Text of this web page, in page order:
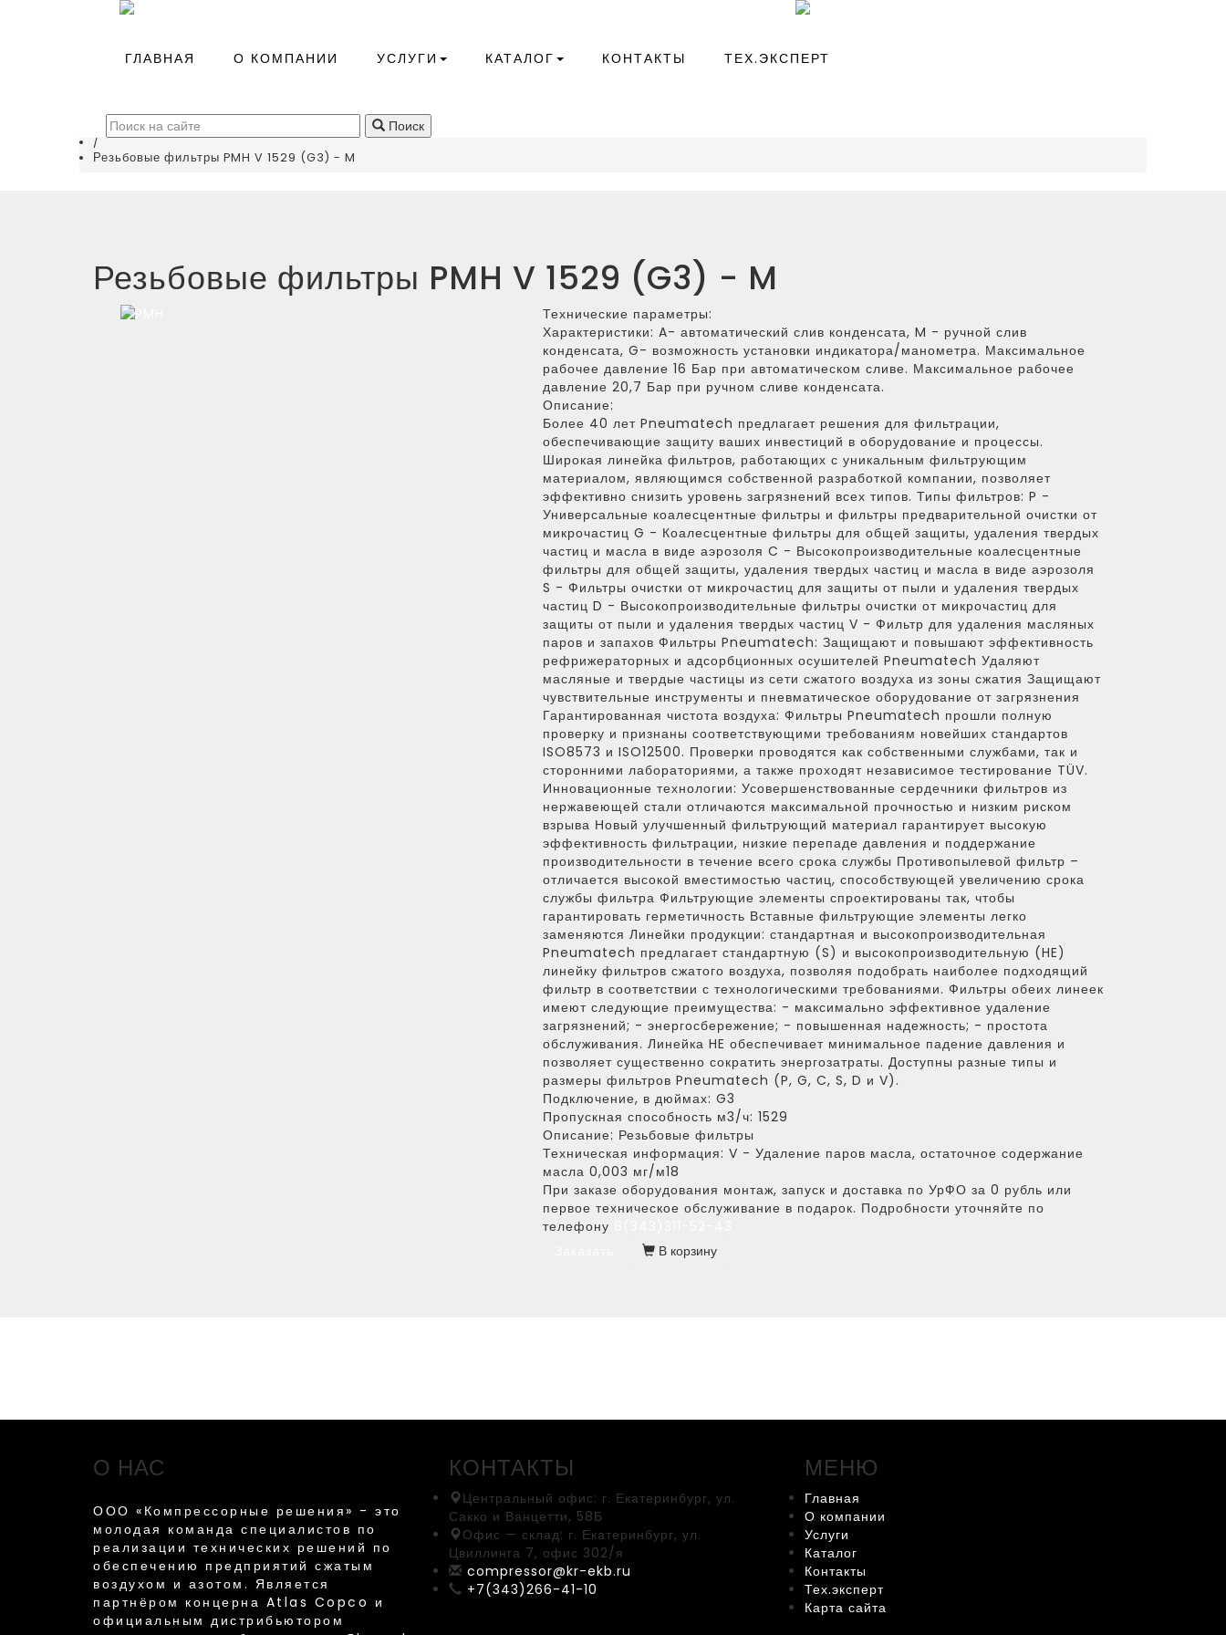
ГЛАВНАЯ
О КОМПАНИИ УСЛУГИ КАТАЛОГ КОНТАКТЫ ТЕХ.ЭКСПЕРТ
Поиск
Каталог
Фильтры сжатого воздуха
/
Резьбовые фильтры PMH V 1529 (G3) - M
Резьбовые фильтры PMH V 1529 (G3) - M
Технические параметры:
Характеристики: A- автоматический слив конденсата, M - ручной слив
конденсата, G- возможность установки индикатора/манометра. Максимальное
рабочее давление 16 Бар при автоматическом сливе. Максимальное рабочее
давление 20,7 Бар при ручном сливе конденсата.
Описание:
Более 40 лет Pneumatech предлагает решения для фильтрации,
обеспечивающие защиту ваших инвестиций в оборудование и процессы.
Широкая линейка фильтров, работающих с уникальным фильтрующим
материалом, являющимся собственной разработкой компании, позволяет
эффективно снизить уровень загрязнений всех типов. Типы фильтров: P -
Универсальные коалесцентные фильтры и фильтры предварительной очистки от
микрочастиц G - Коалесцентные фильтры для общей защиты, удаления твердых
частиц и масла в виде аэрозоля C - Высокопроизводительные коалесцентные
фильтры для общей защиты, удаления твердых частиц и масла в виде аэрозоля
S - Фильтры очистки от микрочастиц для защиты от пыли и удаления твердых
частиц D - Высокопроизводительные фильтры очистки от микрочастиц для
защиты от пыли и удаления твердых частиц V - Фильтр для удаления масляных
паров и запахов Фильтры Pneumatech: Защищают и повышают эффективность
рефрижераторных и адсорбционных осушителей Pneumatech Удаляют
масляные и твердые частицы из сети сжатого воздуха из зоны сжатия Защищают
чувствительные инструменты и пневматическое оборудование от загрязнения
Гарантированная чистота воздуха: Фильтры Pneumatech прошли полную
проверку и признаны соответствующими требованиям новейших стандартов
ISO8573 и ISO12500. Проверки проводятся как собственными службами, так и
сторонними лабораториями, а также проходят независимое тестирование TÜV.
Инновационные технологии: Усовершенствованные сердечники фильтров из
нержавеющей стали отличаются максимальной прочностью и низким риском
взрыва Новый улучшенный фильтрующий материал гарантирует высокую
эффективность фильтрации, низкие перепаде давления и поддержание
производительности в течение всего срока службы Противопылевой фильтр –
отличается высокой вместимостью частиц, способствующей увеличению срока
службы фильтра Фильтрующие элементы спроектированы так, чтобы
гарантировать герметичность Вставные фильтрующие элементы легко
заменяются Линейки продукции: стандартная и высокопроизводительная
Pneumatech предлагает стандартную (S) и высокопроизводительную (HE)
линейку фильтров сжатого воздуха, позволяя подобрать наиболее подходящий
фильтр в соответствии с технологическими требованиями. Фильтры обеих линеек
имеют следующие преимущества: - максимально эффективное удаление
загрязнений; - энергосбережение; - повышенная надежность; - простота
обслуживания. Линейка HE обеспечивает минимальное падение давления и
позволяет существенно сократить энергозатраты. Доступны разные типы и
размеры фильтров Pneumatech (P, G, C, S, D и V).
Подключение, в дюймах: G3
Пропускная способность м3/ч: 1529
Описание: Резьбовые фильтры
Техническая информация: V - Удаление паров масла, остаточное содержание
масла 0,003 мг/м18
При заказе оборудования монтаж, запуск и доставка по УрФО за 0 рубль или
первое техническое обслуживание в подарок. Подробности уточняйте по
телефону
В корзину
О НАС
ООО «Компрессорные решения» - это
молодая команда специалистов по
реализации технических решений по
обеспечению предприятий сжатым
воздухом и азотом. Является
партнёром концерна Atlas Copco и
официальным дистрибьютором
КОНТАКТЫ
Центральный офис: г. Екатеринбург, ул.
Сакко и Ванцетти, 58Б
Офис — склад: г. Екатеринбург, ул.
Цвиллинга 7, офис 302/я
compressor@kr-ekb.ru
+7(343)266-41-10
МЕНЮ
Главная
О компании
Услуги
Каталог
Контакты
Тех.эксперт
Карта сайта